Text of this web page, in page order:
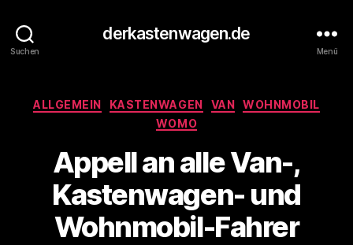
Suchen
derkastenwagen.de
Menü
Kategorien
ALLGEMEIN KASTENWAGEN VAN WOHNMOBIL
WOMO
Appell an alle Van-,
Kastenwagen- und
Wohnmobil-Fahrer
n
d
e
r
K